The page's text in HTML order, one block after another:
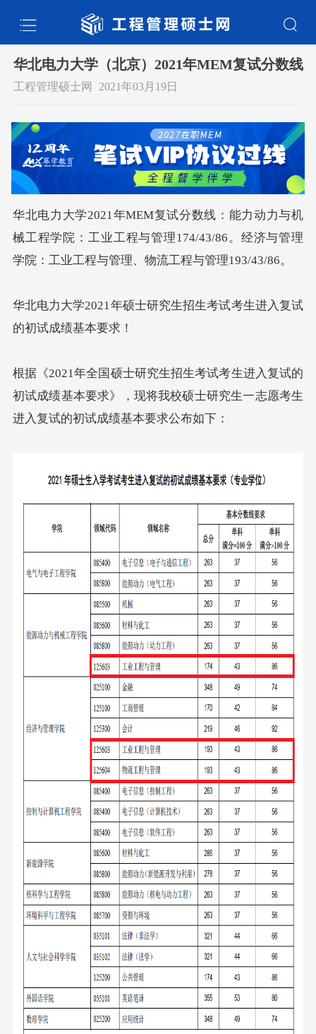
华北电力大学（北京）2021年MEM复试分数线
工程管理硕士网 2021年03月19日
华北电力大学2021年MEM复试分数线：能力动力与机
械工程学院：工业工程与管理174/43/86。经济与管理
学院：工业工程与管理、物流工程与管理193/43/86。
华北电力大学2021年硕士研究生招生考试考生进入复试
的初试成绩基本要求！
根据《2021年全国硕士研究生招生考试考生进入复试的
初试成绩基本要求》，现将我校硕士研究生一志愿考生
进入复试的初试成绩基本要求公布如下：